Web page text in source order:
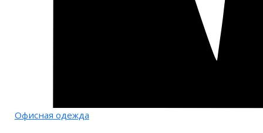
Офисная одежда